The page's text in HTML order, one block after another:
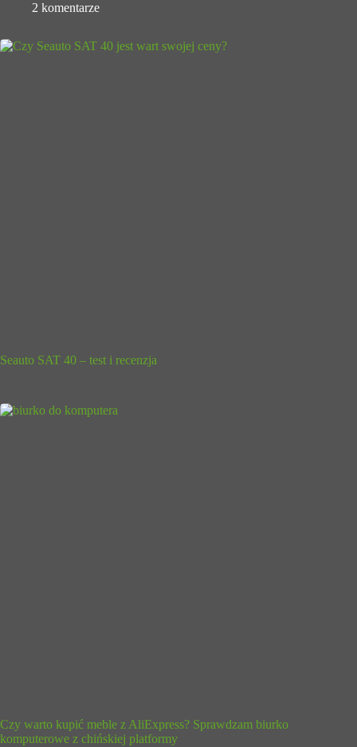
2 komentarze
Seauto SAT 40 – test i recenzja
Czy warto kupić meble z AliExpress? Sprawdzam biurko
komputerowe z chińskiej platformy